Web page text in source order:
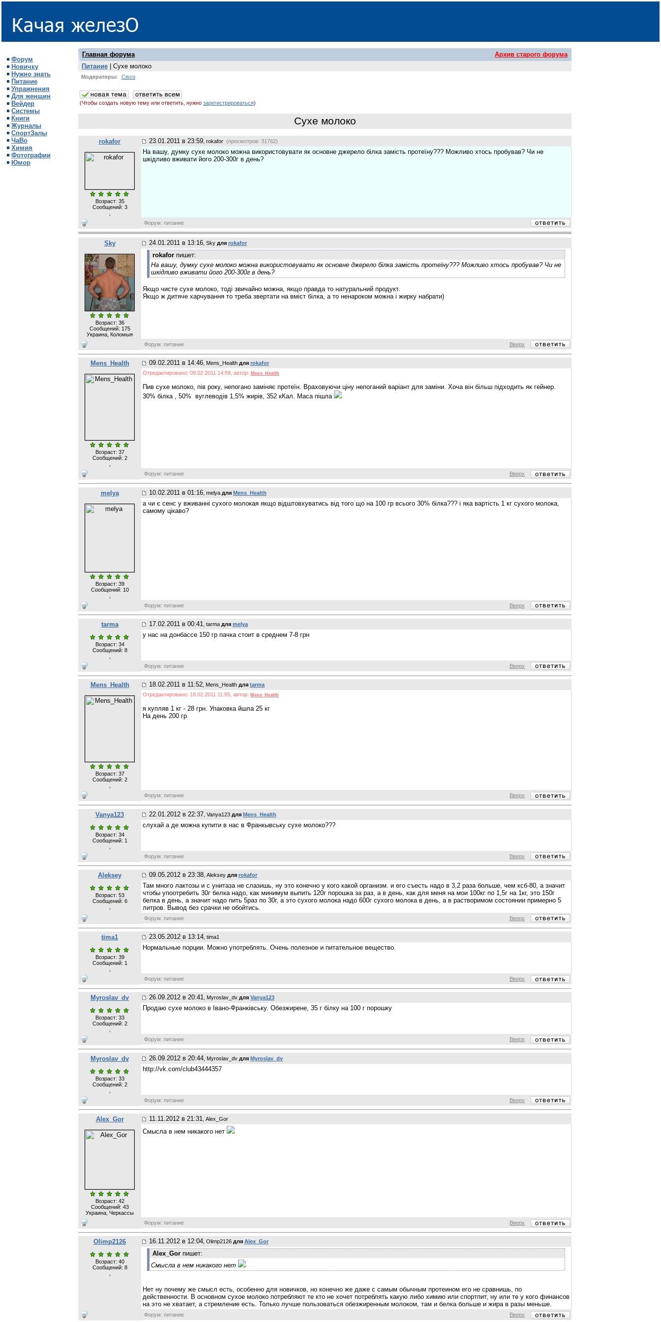
Форум
Новичку
Нужно знать
Питание
Упражнения
Для женщин
Вейдер
Системы
Книги
Журналы
СпортЗалы
ЧаВо
Химия
Фотографии
Юмор
Главная форума
Архив старого форума
Питание | Сухе молоко
Модераторы: Cisco
(Чтобы создать новую тему или ответить, нужно зарегистрироваться)
Сухе молоко
rokafor 23.01.2011 в 23:59 , rokafor (просмотров: 31762)
Возраст: 35
Сообщений: 3
На вашу, думку сухе молоко можна використовувати як основне джерело білка замість протеїну??? Можливо хтось пробував? Чи не
шкідливо вживати його 200-300г в день?
Форум: питание
Sky 24.01.2011 в 13:16 , Sky для rokafor
Возраст: 36
Сообщений: 175
Украина, Коломыя
rokafor пишет:
На вашу, думку сухе молоко можна використовувати як основне джерело білка замість протеїну??? Можливо хтось пробував? Чи не
шкідливо вживати його 200-300г в день?
Якщо чисте сухе молоко, тоді звичайно можна, якщо правда то натуральний продукт.
Якщо ж дитяче харчування то треба звертати на вміст білка, а то ненароком можна і жирку набрати)
Форум: питание Вверх
Mens_Health 09.02.2011 в 14:46 , Mens_Health для rokafor
Возраст: 37
Сообщений: 2
Отредактировано: 09.02.2011 14:59, автор: Mens_Health
Пив сухе молоко, пів року, непогано заміняє протеїн. Враховуючи ціну непоганий варіант для заміни. Хоча він більш підходить як гейнер.
30% білка , 50% вуглеводів 1,5% жирів, 352 кКал. Маса пішла
Форум: питание Вверх
melya 10.02.2011 в 01:16 , melya для Mens_Health
Возраст: 39
Сообщений: 10
а чи є сенс у вживанні сухого молокая якщо відштовхуватись від того що на 100 гр всього 30% білка??? і яка вартість 1 кг сухого молока,
самому цікаво?
Форум: питание Вверх
tarma 17.02.2011 в 00:41 , tarma для melya
Возраст: 34
Сообщений: 8
у нас на донбассе 150 гр пачка стоит в среднем 7-8 грн
Форум: питание Вверх
Mens_Health 18.02.2011 в 11:52 , Mens_Health для tarma
Возраст: 37
Сообщений: 2
Отредактировано: 18.02.2011 11:55, автор: Mens_Health
я купляв 1 кг - 28 грн. Упаковка йшла 25 кг
На день 200 гр
Форум: питание Вверх
Vanya123 22.01.2012 в 22:37 , Vanya123 для Mens_Health
Возраст: 34
Сообщений: 1
слухай а де можна купити в нас в Франкывську сухе молоко???
Форум: питание Вверх
Aleksey 09.05.2012 в 23:38 , Aleksey для rokafor
Возраст: 53
Сообщений: 6
Там много лактозы и с унитаза не слазишь, ну это конечно у кого какой организм. и его съесть надо в 3,2 раза больше, чем ксб-80, а значит
чтобы упоотребить 30г белка надо, как минимум выпить 120г порошка за раз, а в день, как для меня на мои 100кг по 1,5г на 1кг, это 150г
белка в день, а значит надо пить 5раз по 30г, а это сухого молока надо 600г сухого молока в день, а в растворимом состоянии примерно 5
литров. Вывод без срачки не обойтись.
Форум: питание Вверх
tima1 23.05.2012 в 13:14 , tima1
Возраст: 39
Сообщений: 1
Нормальные порции. Можно употреблять. Очень полезное и питательное вещество.
Форум: питание Вверх
Myroslav_dv 26.09.2012 в 20:41, Myroslav_dv для Vanya123
Возраст: 33
Сообщений: 2
,
Продаю сухе молоко в Івано-Франківську. Обезжирене, 35 г білку на 100 г порошку
Форум: питание Вверх
Myroslav_dv 26.09.2012 в 20:44 , Myroslav_dv для Myroslav_dv
Возраст: 33
Сообщений: 2
http://vk.com/club43444357
Форум: питание Вверх
Alex_Gor 11.11.2012 в 21:31 , Alex_Gor
Возраст: 42
Сообщений: 43
Украина, Черкассы
Смысла в нем никакого нет
Форум: питание Вверх
Olimp2126 16.11.2012 в 12:04, Olimp2126 для Alex_Gor
Возраст: 40
Сообщений: 8
,
Alex_Gor пишет:
Смысла в нем никакого нет
Нет ну почему же смысл есть, особенно для новичков, но конечно же даже с самым обычным протеином его не сравнишь, по
действенности. В основном сухое молоко потребляют те кто не хочет потреблять какую либо химию или спортпит, ну или те у кого финансов
на это не хватает, а стремление есть. Только лучше пользоваться обезжиренным молоком, там и белка больше и жира в разы меньше.
Форум: питание Вверх